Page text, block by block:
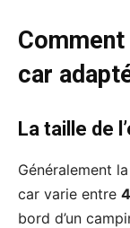
car
La taille de
Généralement la
car varie entre
bord d’un